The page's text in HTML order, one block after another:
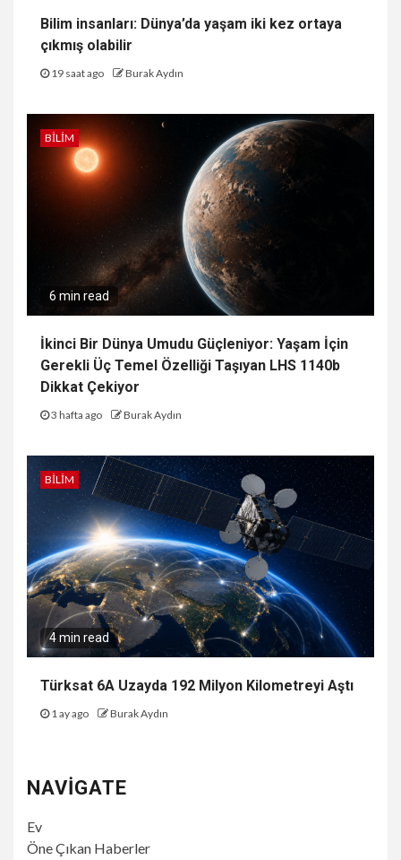
Bilim insanları: Dünya’da yaşam iki kez ortaya
çıkmış olabilir
19 saat ago Burak Aydın
BILIM
6 min read
İkinci Bir Dünya Umudu Güçleniyor: Yaşam İçin
Gerekli Üç Temel Özelliği Taşıyan LHS 1140b
Dikkat Çekiyor
3 hafta ago Burak Aydın
BILIM
4 min read
Türksat 6A Uzayda 192 Milyon Kilometreyi Aştı
1 ay ago Burak Aydın
NAVIGATE
Ev
Öne Çıkan Haberler